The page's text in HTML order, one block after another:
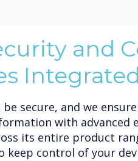
and
Integrated
secure, and we
with advanced
its entire product
keep control of your